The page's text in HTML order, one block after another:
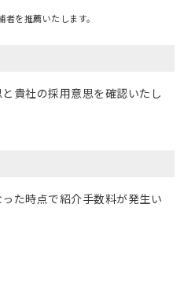
を推薦いたします。
貴社の採用意思を確認いたし
た時点で紹介手数料が発生い